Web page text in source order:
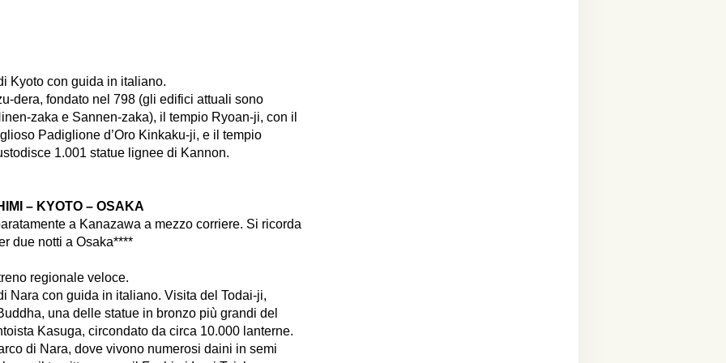
Kyoto con guida in italiano.
dera, fondato nel 798 (gli edifici attuali sono
zaka e Sannen-zaka), il tempio Ryoan-ji, con il
Padiglione d’Oro Kinkaku-ji, e il tempio
1.001 statue lignee di Kannon.
– KYOTO – OSAKA
a Kanazawa a mezzo corriere. Si ricorda
due notti a Osaka****
regionale veloce.
Nara con guida in italiano. Visita del Todai-ji,
una delle statue in bronzo più grandi del
Kasuga, circondato da circa 10.000 lanterne.
di Nara, dove vivono numerosi daini in semi